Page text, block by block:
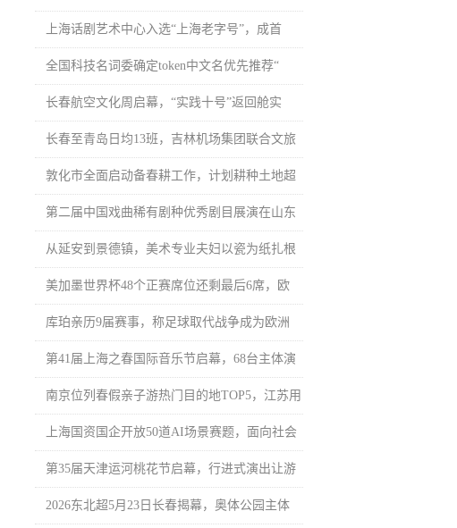
上海话剧艺术中心入选“上海老字号”，成首
全国科技名词委确定token中文名优先推荐“
长春航空文化周启幕，“实践十号”返回舱实
长春至青岛日均13班，吉林机场集团联合文旅
敦化市全面启动备春耕工作，计划耕种土地超
第二届中国戏曲稀有剧种优秀剧目展演在山东
从延安到景德镇，美术专业夫妇以瓷为纸扎根
美加墨世界杯48个正赛席位还剩最后6席，欧
库珀亲历9届赛事，称足球取代战争成为欧洲
第41届上海之春国际音乐节启幕，68台主体演
南京位列春假亲子游热门目的地TOP5，江苏用
上海国资国企开放50道AI场景赛题，面向社会
第35届天津运河桃花节启幕，行进式演出让游
2026东北超5月23日长春揭幕，奥体公园主体